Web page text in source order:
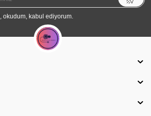
, okudum, kabul ediyorum.